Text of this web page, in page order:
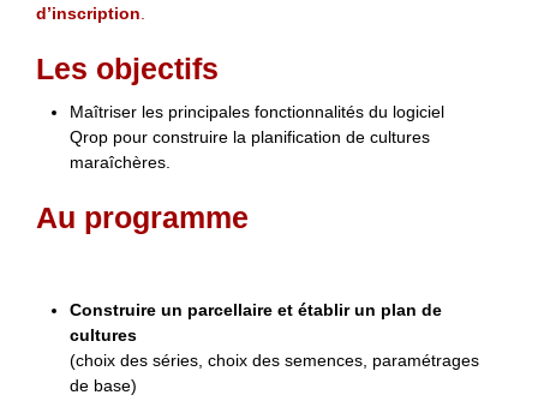
d’inscription.
Les objectifs
Maîtriser les principales fonctionnalités du logiciel
Qrop pour construire la planification de cultures
maraîchères.
Au programme
Construire un parcellaire et établir un plan de
cultures
(choix des séries, choix des semences, paramétrages
de base)